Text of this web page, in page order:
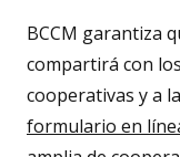
BCCM garantiza
compartirá con
cooperativas y a
formulario en